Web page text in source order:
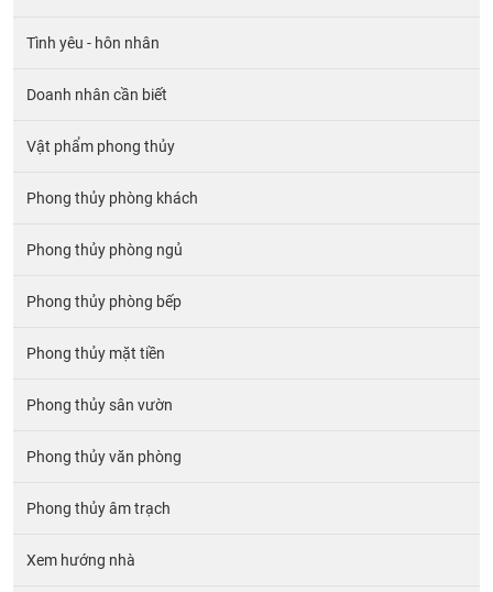
Tình yêu - hôn nhân
Doanh nhân cần biết
Vật phẩm phong thủy
Phong thủy phòng khách
Phong thủy phòng ngủ
Phong thủy phòng bếp
Phong thủy mặt tiền
Phong thủy sân vườn
Phong thủy văn phòng
Phong thủy âm trạch
Xem hướng nhà